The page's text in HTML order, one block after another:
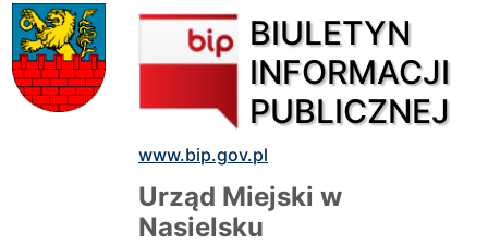
BIULETYN
INFORMACJI
PUBLICZNEJ
www.bip.gov.pl
Urząd Miejski w
Nasielsku